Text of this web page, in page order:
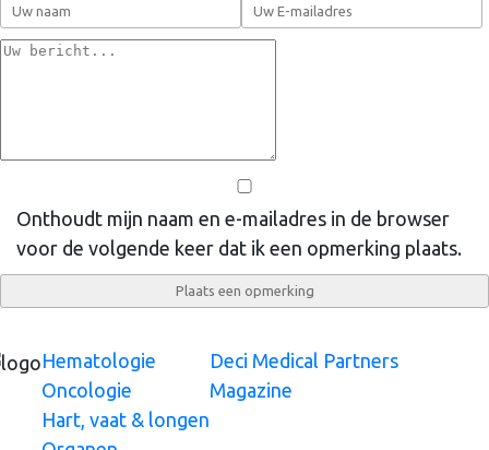
Onthoudt mijn naam en e-mailadres in de browser
voor de volgende keer dat ik een opmerking plaats.
Hematologie
Oncologie
Hart, vaat & longen
Deci Medical Partners
Magazine